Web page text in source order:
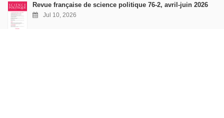
Revue française de science politique 76-2, avril-juin 2026
Jul 10, 2026